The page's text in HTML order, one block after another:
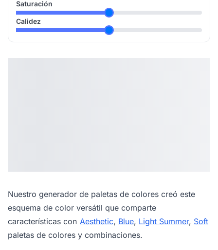
Saturación
Calidez
Nuestro generador de paletas de colores creó este
esquema de color versátil que comparte
características con Aesthetic, Blue, Light Summer, Soft
paletas de colores y combinaciones.